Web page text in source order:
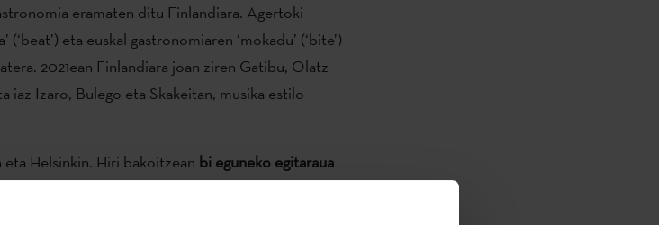
eramaten ditu Finlandiara. Agertoki
eta euskal gastronomiaren ‘mokadu’ (‘bite’)
2021ean Finlandiara joan ziren Gatibu, Olatz
iaz Izaro, Bulego eta Skakeitan, musika estilo
Helsinkin. Hiri bakoitzean bi eguneko egitaraua